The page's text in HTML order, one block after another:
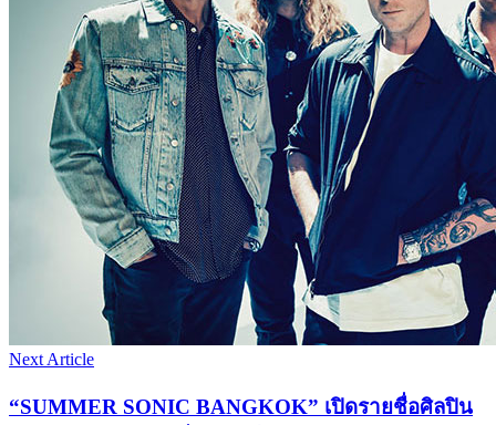
Next Article
“SUMMER SONIC BANGKOK” เปิดรายชื่อศิลปิน